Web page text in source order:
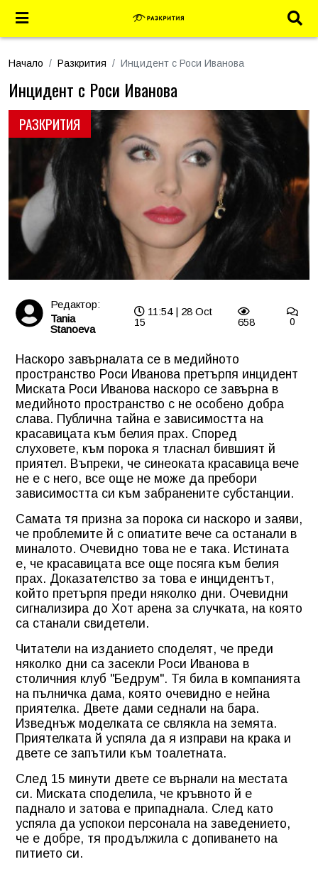
Начало Разкрития Инцидент с Роси Иванова
РАЗКРИТИЯ
Инцидент с Роси Иванова
Редактор:
Tania
Stanoeva
11:54 | 28 Oct
15
658 0
Наскоро завърналата се в медийното
пространство Роси Иванова претърпя инцидент
Миската Роси Иванова наскоро се завърна в
медийното пространство с не особено добра
слава. Публична тайна е зависимостта на
красавицата към белия прах. Според
слуховете, към порока я тласнал бившият й
приятел. Въпреки, че синеоката красавица вече
не е с него, все още не може да пребори
зависимостта си към забранените субстанции.
Самата тя призна за порока си наскоро и заяви,
че проблемите й с опиатите вече са останали в
миналото. Очевидно това не е така. Истината
е, че красавицата все още посяга към белия
прах. Доказателство за това е инцидентът,
който претърпя преди няколко дни. Очевидни
сигнализира до Хот арена за случката, на която
са станали свидетели.
Читатели на изданието споделят, че преди
няколко дни са засекли Роси Иванова в
столичния клуб "Бедрум". Тя била в компанията
на пълничка дама, която очевидно е нейна
приятелка. Двете дами седнали на бара.
Изведнъж моделката се свлякла на земята.
Приятелката й успяла да я изправи на крака и
двете се запътили към тоалетната.
След 15 минути двете се върнали на местата
си. Миската споделила, че кръвното й е
паднало и затова е припаднала. След като
успяла да успокои персонала на заведението,
че е добре, тя продължила с допиването на
питието си.